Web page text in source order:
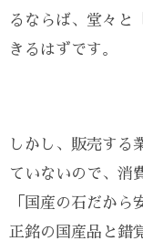
るならば、堂々と
きるはずです。
しかし、販売する
ていないので、消
「国産の石だか
正銘の国産品と錯